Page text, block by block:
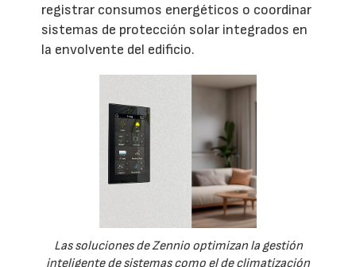
registrar consumos energéticos o coordinar
sistemas de protección solar integrados en
la envolvente del edificio.
Las soluciones de Zennio optimizan la gestión
inteligente de sistemas como el de climatización